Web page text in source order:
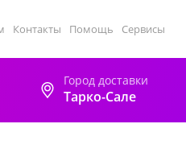
Контакты Помощь Сервисы
Город доставки
Тарко-Сале